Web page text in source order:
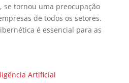
se tornou uma preocupação
de todos os setores.
é essencial para as